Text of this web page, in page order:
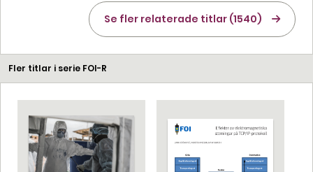
Se fler relaterade titlar (1540)
Fler titlar i serie FOI-R